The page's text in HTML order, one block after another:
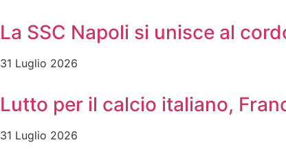
La SSC Napoli si unisce al
31 Luglio 2026
Lutto per il calcio italiano,
31 Luglio 2026